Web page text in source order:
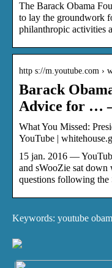
The Barack Obama
to lay the groundwork
philanthropic activities
http s://m.youtube.com ›
Barack
Advice for …
What You Missed:
YouTube |
15 jan. 2016 —
and sWooZie sat down
questions following the
Keywords: youtube